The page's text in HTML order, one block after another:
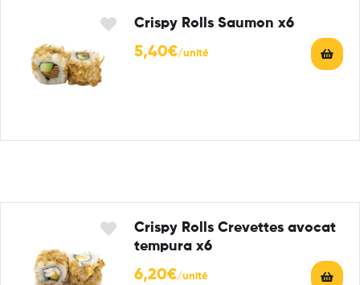
Crispy Rolls Saumon x6
5,40€
Crispy Rolls Crevettes avocat
tempura x6
6,20€